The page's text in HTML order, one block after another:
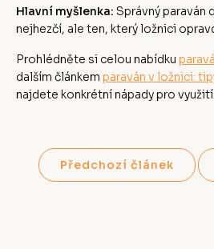
Hlavní myšlenka: Správný paraván
nejhezčí, ale ten, který ložnici
Prohlédněte si celou nabídku
dalším článkem paraván v ložnici:
najdete konkrétní nápady pro využití.
Předchozí článek